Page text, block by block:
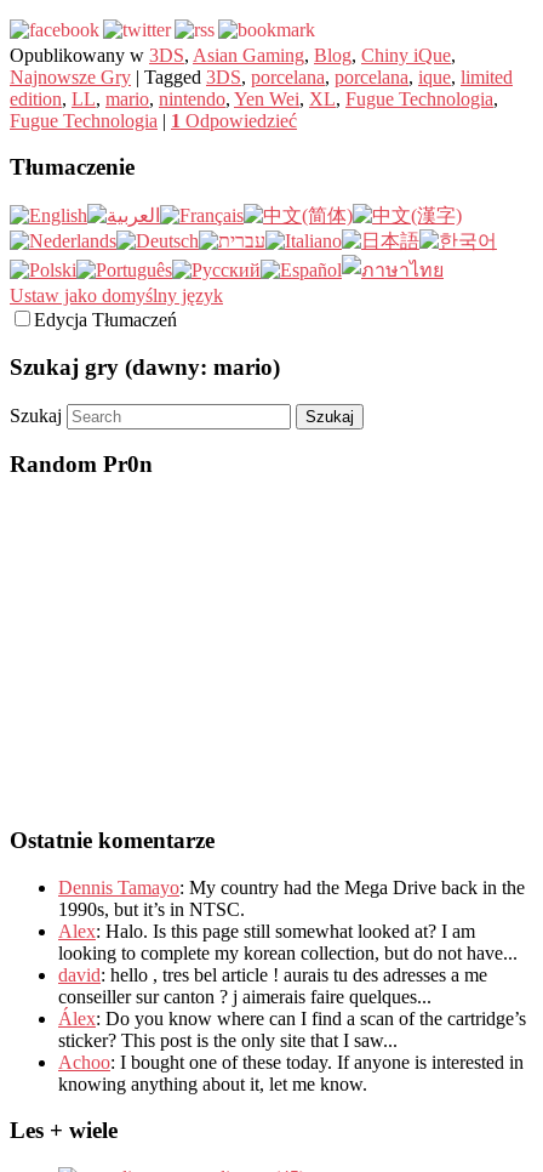
Opublikowany w 3DS, Asian Gaming, Blog, Chiny iQue,
Najnowsze Gry | Tagged 3DS, porcelana, porcelana, ique, limited
edition, LL, mario, nintendo, Yen Wei, XL, Fugue Technologia,
Fugue Technologia | 1 Odpowiedzieć
Tłumaczenie
Ustaw jako domyślny język
Edycja Tłumaczeń
Szukaj gry (dawny: mario)
Szukaj
Random Pr0n
Ostatnie komentarze
Dennis Tamayo: My country had the Mega Drive back in the
1990s, but it’s in NTSC.
Alex: Halo. Is this page still somewhat looked at? I am
looking to complete my korean collection, but do not have...
david: hello , tres bel article ! aurais tu des adresses a me
conseiller sur canton ? j aimerais faire quelques...
Álex: Do you know where can I find a scan of the cartridge’s
sticker? This post is the only site that I saw...
Achoo: I bought one of these today. If anyone is interested in
knowing anything about it, let me know.
Les + wiele